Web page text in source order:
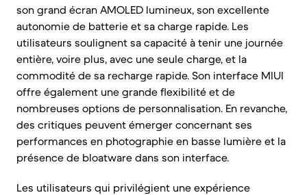
son grand écran AMOLED lumineux, son excellente
autonomie de batterie et sa charge rapide. Les
utilisateurs soulignent sa capacité à tenir une journée
entière, voire plus, avec une seule charge, et la
commodité de sa recharge rapide. Son interface MIUI
offre également une grande flexibilité et de
nombreuses options de personnalisation. En revanche,
des critiques peuvent émerger concernant ses
performances en photographie en basse lumière et la
présence de bloatware dans son interface.
Les utilisateurs qui privilégient une expérience